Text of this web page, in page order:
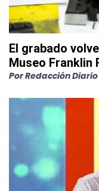
El grabado
Museo Franklin
PorRedacción